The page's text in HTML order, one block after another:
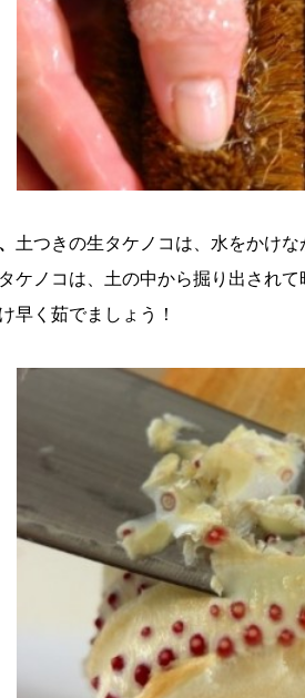
土つきの生タケノコは、水をかけ
ケノコは、土の中から掘り出され
早く茹でましょう！